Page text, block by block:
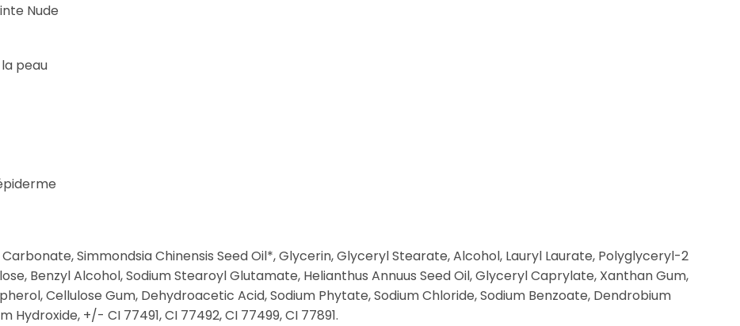
Nude
peau
Simmondsia Chinensis Seed Oil*, Glycerin, Glyceryl Stearate, Alcohol, Lauryl Laurate, Polyglyceryl-2
Benzyl Alcohol, Sodium Stearoyl Glutamate, Helianthus Annuus Seed Oil, Glyceryl Caprylate, Xanthan Gum,
Cellulose Gum, Dehydroacetic Acid, Sodium Phytate, Sodium Chloride, Sodium Benzoate, Dendrobium
+/- CI 77491, CI 77492, CI 77499, CI 77891.